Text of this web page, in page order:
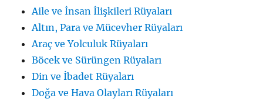
Aile ve İnsan İlişkileri Rüyaları
Altın, Para ve Mücevher Rüyaları
Araç ve Yolculuk Rüyaları
Böcek ve Sürüngen Rüyaları
Din ve İbadet Rüyaları
Doğa ve Hava Olayları Rüyaları